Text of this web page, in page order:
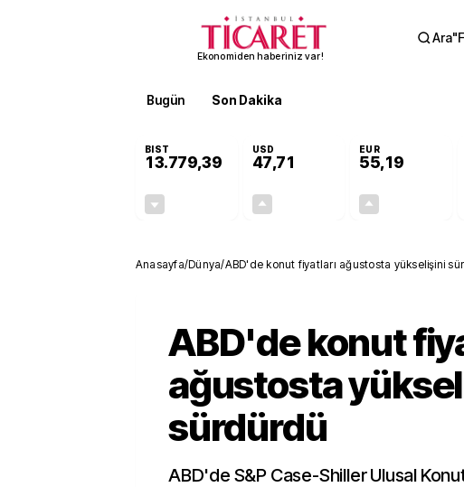
Ekonomiden haberiniz var!
Ara"
Bugün Son Dakika
BIST
13.779,39
USD
47,71
EUR
55,19
Anasayfa/Dünya/ABD'de konut fiyatları ağustosta yükselişini
ABD'de konut
ağustosta
sürdürdü
ABD'de S&P Case-Shiller Ulusal